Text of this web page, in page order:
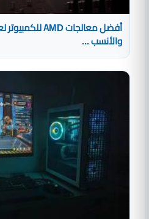
والأنسب ...